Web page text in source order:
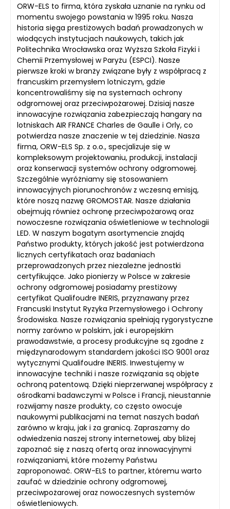
ORW-ELS to firma, która zyskała uznanie na rynku od
momentu swojego powstania w 1995 roku. Nasza
historia sięga prestiżowych badań prowadzonych w
wiodących instytucjach naukowych, takich jak
Politechnika Wrocławska oraz Wyższa Szkoła Fizyki i
Chemii Przemysłowej w Paryżu (ESPCI). Nasze
pierwsze kroki w branży związane były z współpracą z
francuskim przemysłem lotniczym, gdzie
koncentrowaliśmy się na systemach ochrony
odgromowej oraz przeciwpożarowej. Dzisiaj nasze
innowacyjne rozwiązania zabezpieczają hangary na
lotniskach AIR FRANCE Charles de Gaulle i Orly, co
potwierdza nasze znaczenie w tej dziedzinie. Nasza
firma, ORW-ELS Sp. z o.o., specjalizuje się w
kompleksowym projektowaniu, produkcji, instalacji
oraz konserwacji systemów ochrony odgromowej.
Szczególnie wyróżniamy się stosowaniem
innowacyjnych piorunochronów z wczesną emisją,
które noszą nazwę GROMOSTAR. Nasze działania
obejmują również ochronę przeciwpożarową oraz
nowoczesne rozwiązania oświetleniowe w technologii
LED. W naszym bogatym asortymencie znajdą
Państwo produkty, których jakość jest potwierdzona
licznych certyfikatach oraz badaniach
przeprowadzonych przez niezależne jednostki
certyfikujące. Jako pionierzy w Polsce w zakresie
ochrony odgromowej posiadamy prestiżowy
certyfikat Qualifoudre INERIS, przyznawany przez
Francuski Instytut Ryzyka Przemysłowego i Ochrony
Środowiska. Nasze rozwiązania spełniają rygorystyczne
normy zarówno w polskim, jak i europejskim
prawodawstwie, a procesy produkcyjne są zgodne z
międzynarodowym standardem jakości ISO 9001 oraz
wytycznymi Qualifoudre INERIS. Inwestujemy w
innowacyjne techniki i nasze rozwiązania są objęte
ochroną patentową. Dzięki nieprzerwanej współpracy z
ośrodkami badawczymi w Polsce i Francji, nieustannie
rozwijamy nasze produkty, co często owocuje
naukowymi publikacjami na temat naszych badań
zarówno w kraju, jak i za granicą. Zapraszamy do
odwiedzenia naszej strony internetowej, aby bliżej
zapoznać się z naszą ofertą oraz innowacyjnymi
rozwiązaniami, które możemy Państwu
zaproponować. ORW-ELS to partner, któremu warto
zaufać w dziedzinie ochrony odgromowej,
przeciwpożarowej oraz nowoczesnych systemów
oświetleniowych.